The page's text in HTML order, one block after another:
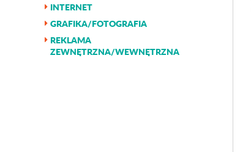
INTERNET
GRAFIKA/FOTOGRAFIA
REKLAMA
ZEWNĘTRZNA/WEWNĘTRZNA